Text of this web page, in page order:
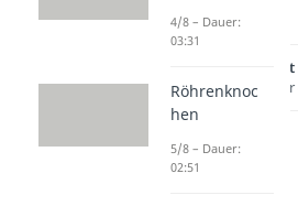
Lernen
Entdecke
4/8 – Dauer:
03:31
Röhrenknoc
hen
5/8 – Dauer:
02:51